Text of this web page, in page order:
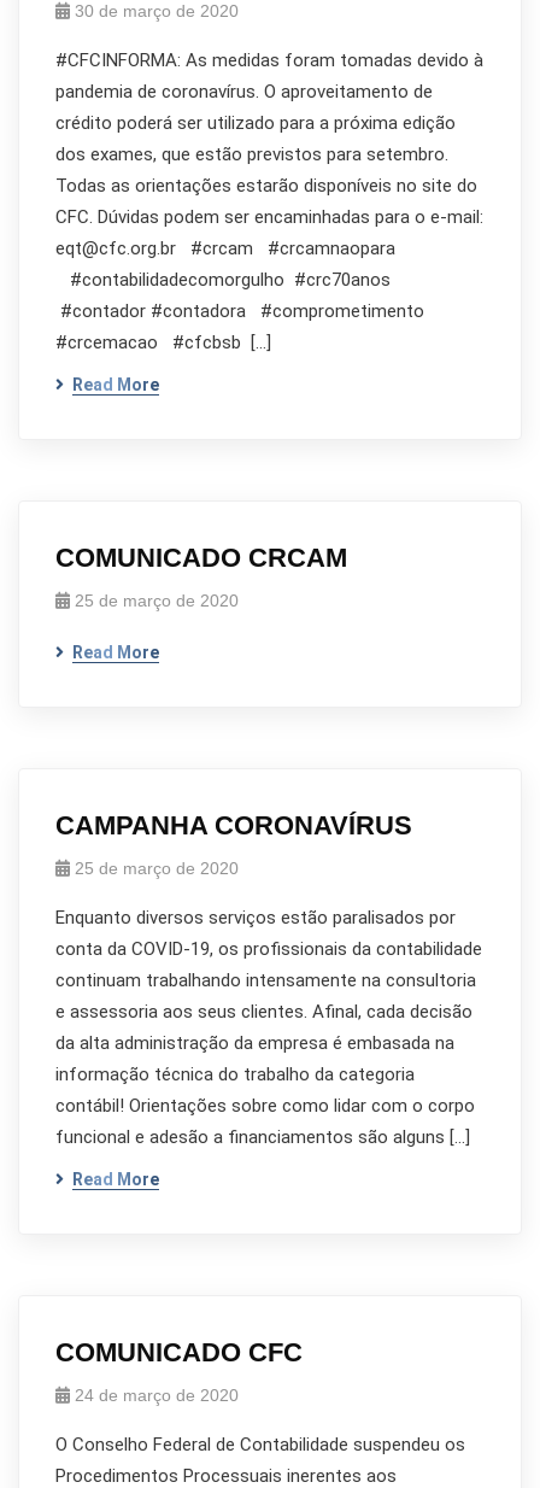
30 de março de 2020
#CFCINFORMA: As medidas foram tomadas devido à
pandemia de coronavírus. O aproveitamento de
crédito poderá ser utilizado para a próxima edição
dos exames, que estão previstos para setembro.
Todas as orientações estarão disponíveis no site do
CFC. Dúvidas podem ser encaminhadas para o e-mail:
eqt@cfc.org.br #crcam #crcamnaopara
#contabilidadecomorgulho #crc70anos
#contador #contadora #comprometimento
#crcemacao #cfcbsb […]
Read More
COMUNICADO CRCAM
25 de março de 2020
Read More
CAMPANHA CORONAVÍRUS
25 de março de 2020
Enquanto diversos serviços estão paralisados por
conta da COVID-19, os profissionais da contabilidade
continuam trabalhando intensamente na consultoria
e assessoria aos seus clientes. Afinal, cada decisão
da alta administração da empresa é embasada na
informação técnica do trabalho da categoria
contábil! Orientações sobre como lidar com o corpo
funcional e adesão a financiamentos são alguns […]
Read More
COMUNICADO CFC
24 de março de 2020
O Conselho Federal de Contabilidade suspendeu os
Procedimentos Processuais inerentes aos